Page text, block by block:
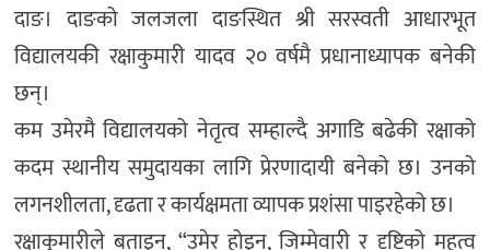
दाङ। दाङको जलजला दाङस्थित श्री सरस्वती आधारभूत
विद्यालयकी रक्षाकुमारी यादव २० वर्षमै प्रधानाध्यापक बनेकी
छन्।
कम उमेरमै विद्यालयको नेतृत्व सम्हाल्दै अगाडि बढेकी रक्षाको
कदम स्थानीय समुदायका लागि प्रेरणादायी बनेको छ। उनको
लगनशीलता, दृढता र कार्यक्षमता व्यापक प्रशंसा पाइरहेको छ।